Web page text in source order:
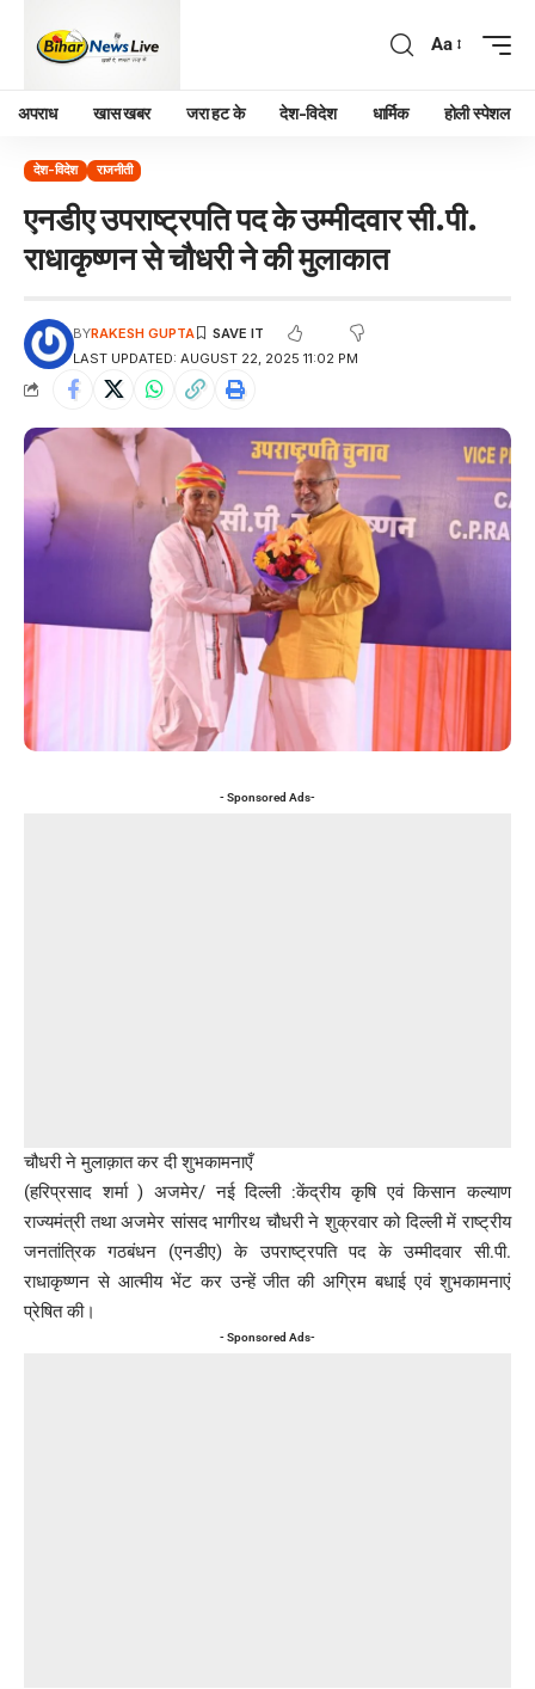
Aa
अपराध खास खबर जरा हट के देश-विदेश धार्मिक होली स्पेशल
देश-विदेश राजनीती
एनडीए उपराष्ट्रपति पद के उम्मीदवार सी.पी.
राधाकृष्णन से चौधरी ने की मुलाकात
LAST UPDATED: AUGUST 22, 2025 11:02 PM
BYRAKESH GUPTA
- Sponsored Ads-
चौधरी ने मुलाक़ात कर दी शुभकामनाएँ
(हरिप्रसाद शर्मा ) अजमेर/ नई दिल्ली :केंद्रीय कृषि एवं किसान कल्याण
राज्यमंत्री तथा अजमेर सांसद भागीरथ चौधरी ने शुक्रवार को दिल्ली में राष्ट्रीय
जनतांत्रिक गठबंधन (एनडीए) के उपराष्ट्रपति पद के उम्मीदवार सी.पी.
राधाकृष्णन से आत्मीय भेंट कर उन्हें जीत की अग्रिम बधाई एवं शुभकामनाएं
प्रेषित की।
- Sponsored Ads-